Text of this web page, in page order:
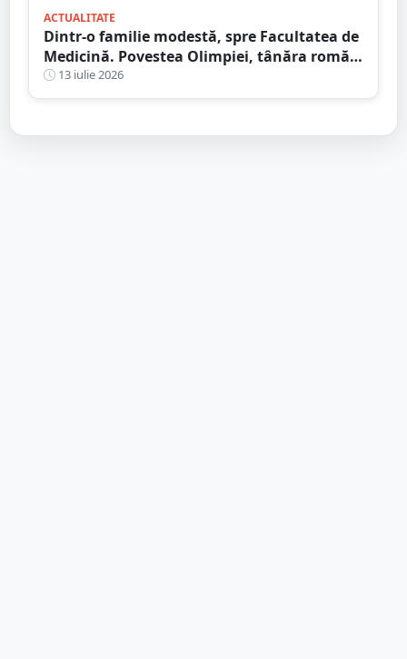
ACTUALITATE
Dintr-o familie modestă, spre Facultatea de
Medicină. Povestea Olimpiei, tânăra romă
care refuză să lase sărăcia să-i decidă
viitorul
13 iulie 2026